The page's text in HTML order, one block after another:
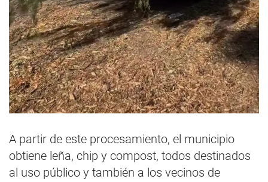
A partir de este procesamiento, el municipio
obtiene leña, chip y compost, todos destinados
al uso público y también a los vecinos de